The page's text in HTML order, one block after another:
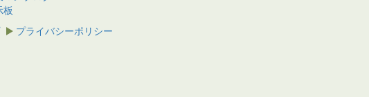
板
プライバシーポリシー